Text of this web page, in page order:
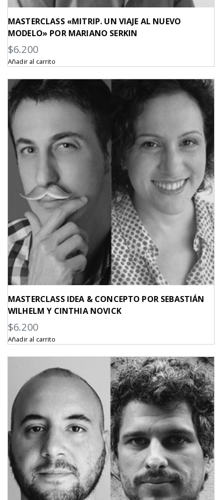
MASTERCLASS «MITRIP. UN VIAJE AL NUEVO
MODELO» POR MARIANO SERKIN
$6.200
Añadir al carrito
MASTERCLASS IDEA & CONCEPTO POR SEBASTIÁN
WILHELM Y CINTHIA NOVICK
$6.200
Añadir al carrito